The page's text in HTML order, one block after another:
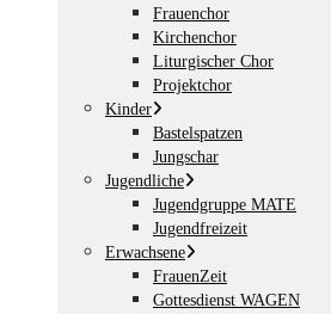
Frauenchor
Kirchenchor
Liturgischer Chor
Projektchor
Kinder
Bastelspatzen
Jungschar
Jugendliche
Jugendgruppe MATE
Jugendfreizeit
Erwachsene
FrauenZeit
Gottesdienst WAGEN